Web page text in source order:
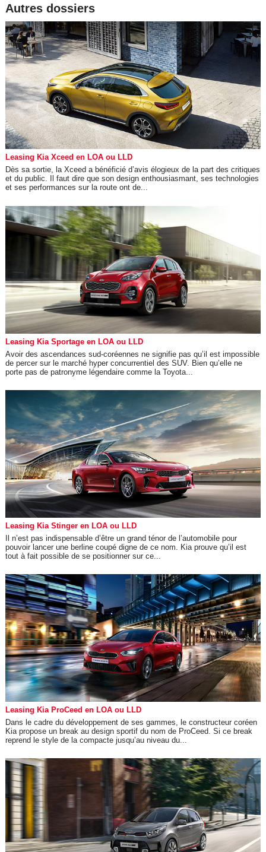
Autres dossiers
Leasing Kia Xceed en LOA ou LLD
Dès sa sortie, la Xceed a bénéficié d’avis élogieux de la part des critiques
et du public. Il faut dire que son design enthousiasmant, ses technologies
et ses performances sur la route ont de...
Leasing Kia Sportage en LOA ou LLD
Avoir des ascendances sud-coréennes ne signifie pas qu’il est impossible
de percer sur le marché hyper concurrentiel des SUV. Bien qu’elle ne
porte pas de patronyme légendaire comme la Toyota...
Leasing Kia Stinger en LOA ou LLD
Il n’est pas indispensable d’être un grand ténor de l’automobile pour
pouvoir lancer une berline coupé digne de ce nom. Kia prouve qu’il est
tout à fait possible de se positionner sur ce...
Leasing Kia ProCeed en LOA ou LLD
Dans le cadre du développement de ses gammes, le constructeur coréen
Kia propose un break au design sportif du nom de ProCeed. Si ce break
reprend le style de la compacte jusqu’au niveau du...